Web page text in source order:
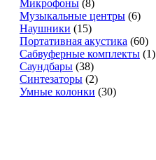
Микрофоны (8)
Музыкальные центры (6)
Наушники (15)
Портативная акустика (60)
Сабвуферные комплекты (1)
Саундбары (38)
Синтезаторы (2)
Умные колонки (30)